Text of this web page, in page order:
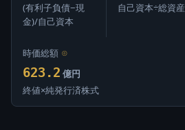
(有利子負債−現
金)/自己資本
自己資本÷総資産
時価総額 ⊙
623.2 億円
終値×純発行済株式